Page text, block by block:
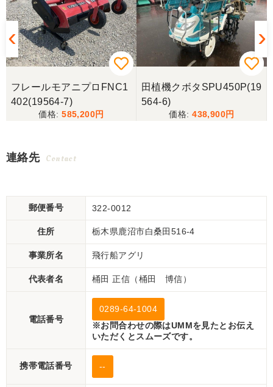
フレールモアニプロFNC1
402(19564-7)
585,200
田植機クボタSPU450P(19
564-6)
438,900
連絡先 Contact
郵便番号 322-0012
住所 栃木県鹿沼市白桑田516-4
事業所名 飛行船アグリ
代表者名 桶田 正信（桶田 博信）
電話番号
0289-64-1004
※お問合わせの際はUMMを見たとお伝え
いただくとスムーズです。
携帯電話番号 --